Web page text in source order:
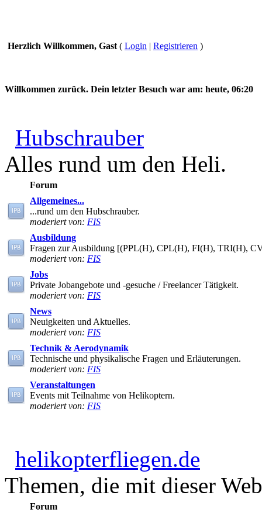
Herzlich Willkommen, Gast ( Login | Registrieren )
Willkommen zurück. Dein letzter Besuch war am: heute, 06:20
Hubschrauber
Alles rund um den Heli.
Forum
Allgemeines...
...rund um den Hubschrauber.
moderiert von: FIS
Ausbildung
Fragen zur Ausbildung [(PPL(H), CPL(H), FI(H), TRI(H),
moderiert von: FIS
Jobs
Private Jobangebote und -gesuche / Freelancer Tätigkeit.
moderiert von: FIS
News
Neuigkeiten und Aktuelles.
moderiert von: FIS
Technik & Aerodynamik
Technische und physikalische Fragen und Erläuterungen.
moderiert von: FIS
Veranstaltungen
Events mit Teilnahme von Helikoptern.
moderiert von: FIS
helikopterfliegen.de
Themen, die mit dieser
Forum